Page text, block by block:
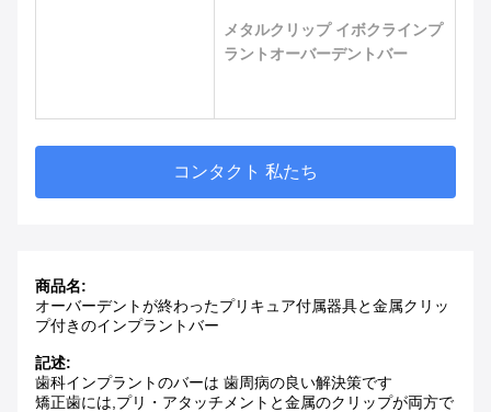
メタルクリップ イボクラインプ
ラントオーバーデントバー
コンタクト 私たち
商品名:
オーバーデントが終わったプリキュア付属器具と金属クリッ
プ付きのインプラントバー
記述:
歯科インプラントのバーは 歯周病の良い解決策です
矯正歯には,プリ・アタッチメントと金属のクリップが両方で